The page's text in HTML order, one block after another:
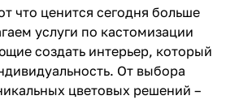
что ценится сегодня больше
услуги по кастомизации
создать интерьер, который
От выбора
цветовых решений –